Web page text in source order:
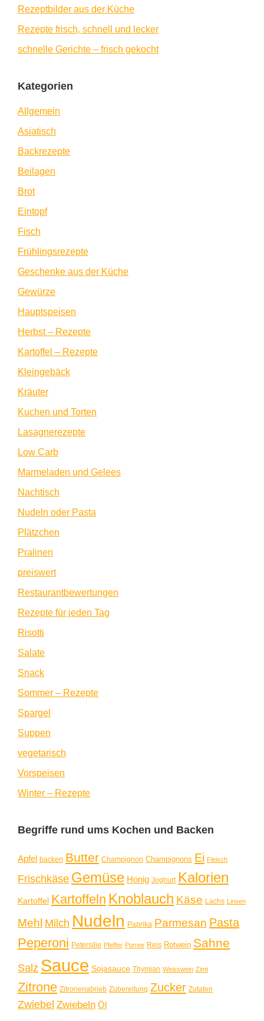
Rezeptbilder aus der Küche
Rezepte frisch, schnell und lecker
schnelle Gerichte – frisch gekocht
Kategorien
Allgemein
Asiatisch
Backrezepte
Beilagen
Brot
Eintopf
Fisch
Frühlingsrezepte
Geschenke aus der Küche
Gewürze
Hauptspeisen
Herbst – Rezepte
Kartoffel – Rezepte
Kleingebäck
Kräuter
Kuchen und Torten
Lasagnerezepte
Low Carb
Marmeladen und Gelees
Nachtisch
Nudeln oder Pasta
Plätzchen
Pralinen
preiswert
Restaurantbewertungen
Rezepte für jeden Tag
Risotti
Salate
Snack
Sommer – Rezepte
Spargel
Suppen
vegetarisch
Vorspeisen
Winter – Rezepte
Begriffe rund ums Kochen und Backen
Apfel backen Butter Champignon Champignons Ei Fleisch
Frischkäse Gemüse Honig Joghurt Kalorien
Kartoffel Kartoffeln Knoblauch Käse Lachs Linsen
Mehl Milch Nudeln Paprika Parmesan Pasta
Peperoni Petersilie Pfeffer Porree Reis Rotwein Sahne
Salz Sauce Sojasauce Thymian Weisswein Zimt
Zitrone Zitronenabrieb Zubereitung Zucker Zutaten
Zwiebel Zwiebeln Öl